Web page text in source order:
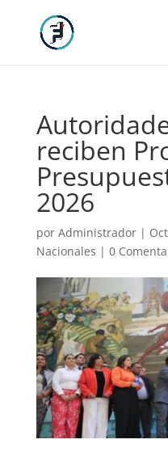
reciben
2026
por Administrador|
Nacionales | 0